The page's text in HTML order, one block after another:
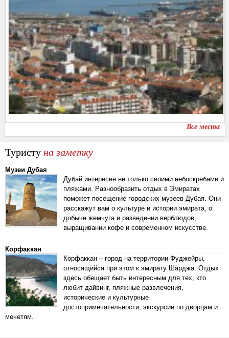
Все места
Туристу на заметку
Музеи Дубая
Дубай интересен не только своими небоскребами и
пляжами. Разнообразить отдых в Эмиратах
поможет посещение городских музеев Дубая. Они
расскажут вам о культуре и истории эмирата, о
добыче жемчуга и разведении верблюдов,
выращивании кофе и современном искусстве.
Корфаккан
Корфаккан – город на территории Фуджейры,
относящийся при этом к эмирату Шарджа. Отдых
здесь обещает быть интересным для тех, кто
любит дайвинг, пляжные развлечения,
исторические и культурные
достопримечательности, экскурсии по дворцам и
мечетям.